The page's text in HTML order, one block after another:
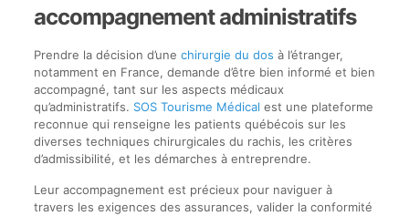
accompagnement administratifs
Prendre la décision d’une chirurgie du dos à l’étranger,
notamment en France, demande d’être bien informé et bien
accompagné, tant sur les aspects médicaux
qu’administratifs. SOS Tourisme Médical est une plateforme
reconnue qui renseigne les patients québécois sur les
diverses techniques chirurgicales du rachis, les critères
d’admissibilité, et les démarches à entreprendre.
Leur accompagnement est précieux pour naviguer à
travers les exigences des assurances, valider la conformité